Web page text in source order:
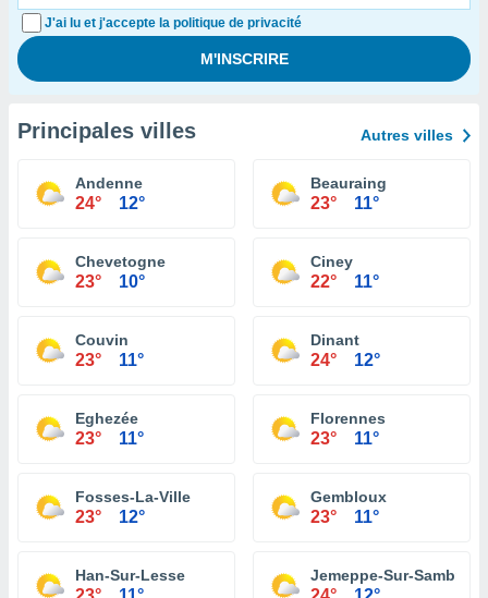
J'ai lu et j'accepte la politique de privacité
Principales villes Autres villes
Andenne
24° 12°
Beauraing
23° 11°
Chevetogne
23° 10°
Ciney
22° 11°
Couvin
23° 11°
Dinant
24° 12°
Eghezée
23° 11°
Florennes
23° 11°
Fosses-La-Ville
23° 12°
Gembloux
23° 11°
Han-Sur-Lesse Jemeppe-Sur-Sambre